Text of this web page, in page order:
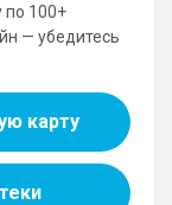
по 100+
— убедитесь
карту